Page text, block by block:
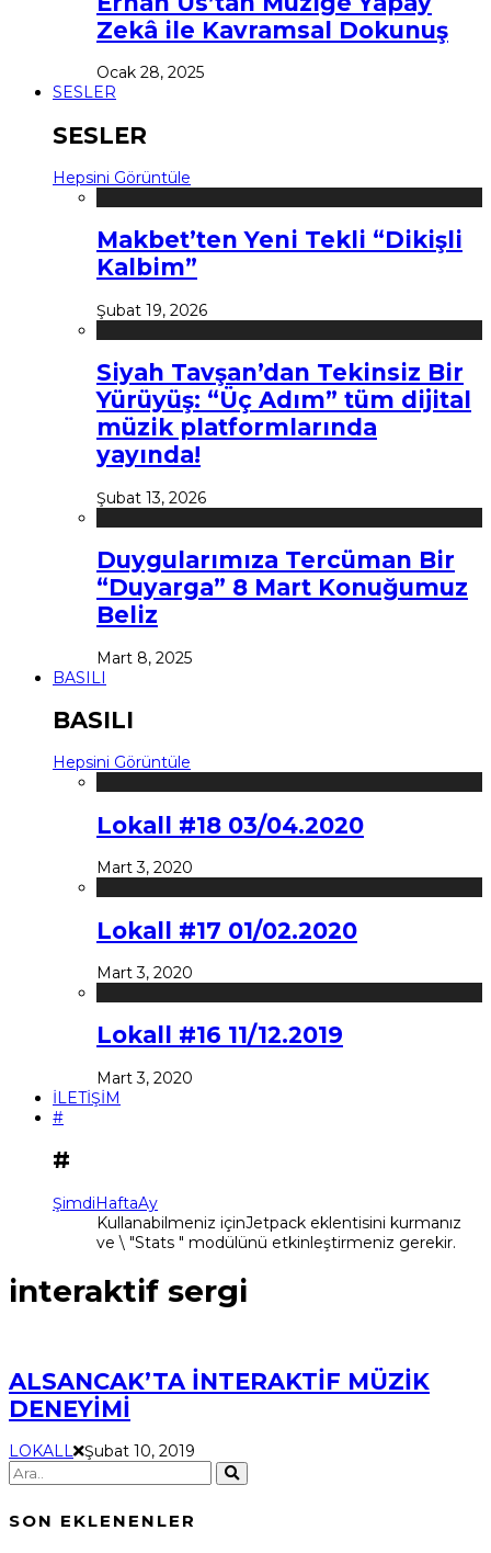
Zekâ ile Kavramsal Dokunuş
Ocak 28, 2025
SESLER
SESLER
Hepsini Görüntüle
Makbet’ten Yeni Tekli “Dikişli
Kalbim”
Şubat 19, 2026
Siyah Tavşan’dan Tekinsiz Bir
Yürüyüş: “Üç Adım” tüm dijital
müzik platformlarında
yayında!
Şubat 13, 2026
Duygularımıza Tercüman Bir
“Duyarga” 8 Mart Konuğumuz
Beliz
Mart 8, 2025
BASILI
BASILI
Hepsini Görüntüle
Lokall #18 03/04.2020
Mart 3, 2020
Lokall #17 01/02.2020
Mart 3, 2020
Lokall #16 11/12.2019
Mart 3, 2020
İLETİŞİM
#
#
ŞimdiHaftaAy
Kullanabilmeniz içinJetpack eklentisini kurmanız
ve \ "Stats " modülünü etkinleştirmeniz gerekir.
interaktif sergi
ALSANCAK’TA İNTERAKTİF MÜZİK
DENEYİMİ
LOKALL Şubat 10, 2019
SON EKLENENLER